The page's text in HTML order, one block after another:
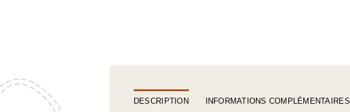
DESCRIPTION INFORMATIONS COMPLÉMENTAIRES